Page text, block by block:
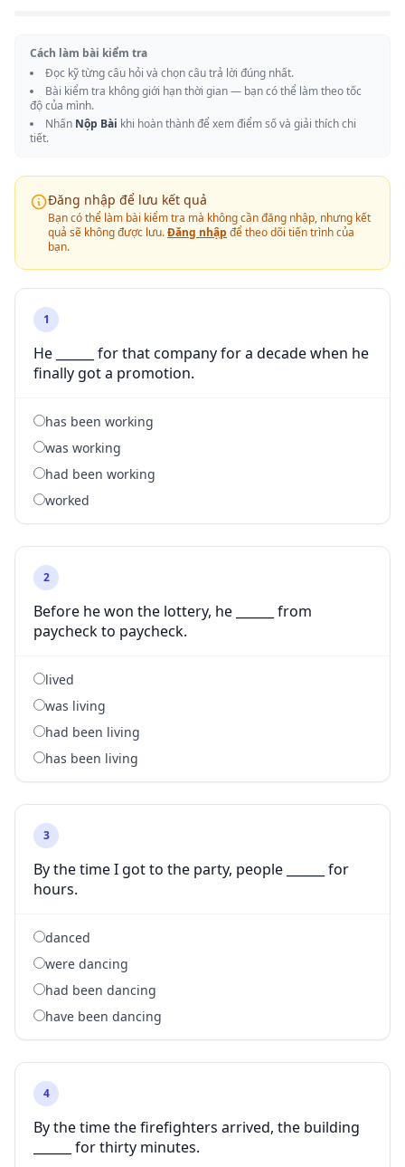
Cách làm bài kiểm tra
Đọc kỹ từng câu hỏi và chọn câu trả lời đúng nhất.
Bài kiểm tra không giới hạn thời gian — bạn có thể làm theo tốc
độ của mình.
Nhấn Nộp Bài khi hoàn thành để xem điểm số và giải thích chi
tiết.
Đăng nhập để lưu kết quả
Bạn có thể làm bài kiểm tra mà không cần đăng nhập, nhưng kết
quả sẽ không được lưu.Đăng nhập để theo dõi tiến trình của
bạn.
1
He ______ for that company for a decade when he
finally got a promotion.
has been working
was working
had been working
worked
2
Before he won the lottery, he ______ from
paycheck to paycheck.
lived
was living
had been living
has been living
3
By the time I got to the party, people ______ for
hours.
danced
were dancing
had been dancing
have been dancing
4
By the time the firefighters arrived, the building
______ for thirty minutes.